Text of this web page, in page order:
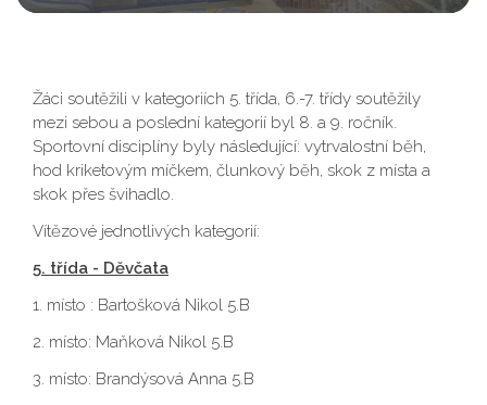
Žáci soutěžili v kategoriích 5. třída, 6.-7. třídy soutěžily
mezi sebou a poslední kategorií byl 8. a 9. ročník.
Sportovní disciplíny byly následující: vytrvalostní běh,
hod kriketovým míčkem, člunkový běh, skok z místa a
skok přes švihadlo.
Vítězové jednotlivých kategorií:
5. třída - Děvčata
1. místo : Bartošková Nikol 5.B
2. místo: Maňková Nikol 5.B
3. místo: Brandýsová Anna 5.B